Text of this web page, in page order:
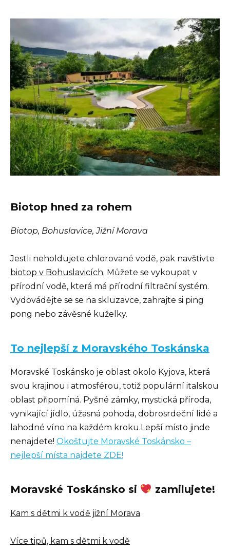
Biotop hned za rohem
Biotop, Bohuslavice, Jižní Morava
Jestli neholdujete chlorované vodě, pak navštivte
biotop v Bohuslavicích. Můžete se vykoupat v
přírodní vodě, která má přírodní filtrační systém.
Vydovádějte se se na skluzavce, zahrajte si ping
pong nebo závěsné kuželky.
To nejlepší z Moravského Toskánska
Moravské Toskánsko je oblast okolo Kyjova, která
svou krajinou i atmosférou, totiž populární italskou
oblast připomíná. Pyšné zámky, mystická příroda,
vynikající jídlo, úžasná pohoda, dobrosrdeční lidé a
lahodné víno na každém kroku.Lepší místo jinde
nenajdete! Okoštujte Moravské Toskánsko –
nejlepší místa najdete ZDE!
Moravské Toskánsko si zamilujete!
Kam s dětmi k vodě jižní Morava
Více tipů, kam s dětmi k vodě